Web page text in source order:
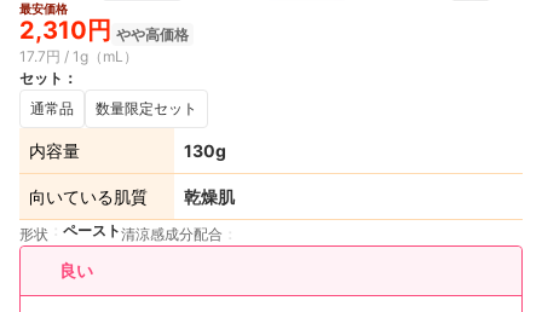
最安価格
2,310円 やや高価格
17.7円 / 1g（mL）
セット ：
通常品
数量限定セット
内容量 130g
向いている肌質 乾燥肌
形状 ペースト清涼感成分配合
良い